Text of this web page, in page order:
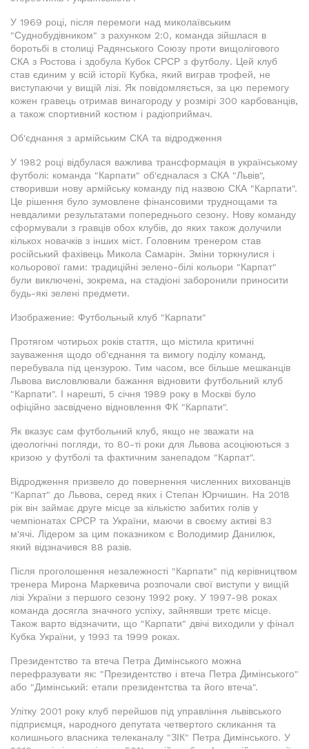
У 1969 році, після перемоги над миколаївським
"Суднобудівником" з рахунком 2:0, команда зійшлася в
боротьбі в столиці Радянського Союзу проти вищолігового
СКА з Ростова і здобула Кубок СРСР з футболу. Цей клуб
став єдиним у всій історії Кубка, який виграв трофей, не
виступаючи у вищій лізі. Як повідомляється, за цю перемогу
кожен гравець отримав винагороду у розмірі 300 карбованців,
а також спортивний костюм і радіоприймач.
Об'єднання з армійським СКА та відродження
У 1982 році відбулася важлива трансформація в українському
футболі: команда "Карпати" об'єдналася з СКА "Львів",
створивши нову армійську команду під назвою СКА "Карпати".
Це рішення було зумовлене фінансовими труднощами та
невдалими результатами попереднього сезону. Нову команду
сформували з гравців обох клубів, до яких також долучили
кількох новачків з інших міст. Головним тренером став
російський фахівець Микола Самарін. Зміни торкнулися і
кольорової гами: традиційні зелено-білі кольори "Карпат"
були виключені, зокрема, на стадіоні заборонили приносити
будь-які зелені предмети.
Изображение: Футбольный клуб "Карпати"
Протягом чотирьох років стаття, що містила критичні
зауваження щодо об'єднання та вимогу поділу команд,
перебувала під цензурою. Тим часом, все більше мешканців
Львова висловлювали бажання відновити футбольний клуб
"Карпати". І нарешті, 5 січня 1989 року в Москві було
офіційно засвідчено відновлення ФК "Карпати".
Як вказує сам футбольний клуб, якщо не зважати на
ідеологічні погляди, то 80-ті роки для Львова асоціюються з
кризою у футболі та фактичним занепадом "Карпат".
Відродження призвело до повернення численних вихованців
"Карпат" до Львова, серед яких і Степан Юрчишин. На 2018
рік він займає друге місце за кількістю забитих голів у
чемпіонатах СРСР та України, маючи в своєму активі 83
м'ячі. Лідером за цим показником є Володимир Данилюк,
який відзначився 88 разів.
Після проголошення незалежності "Карпати" під керівництвом
тренера Мирона Маркевича розпочали свої виступи у вищій
лізі України з першого сезону 1992 року. У 1997-98 роках
команда досягла значного успіху, зайнявши третє місце.
Також варто відзначити, що "Карпати" двічі виходили у фінал
Кубка України, у 1993 та 1999 роках.
Президентство та втеча Петра Димінського можна
перефразувати як: "Президентство і втеча Петра Димінського"
або "Димінський: етапи президентства та його втеча".
Улітку 2001 року клуб перейшов під управління львівського
підприємця, народного депутата четвертого скликання та
колишнього власника телеканалу "ЗІК" Петра Димінського. У